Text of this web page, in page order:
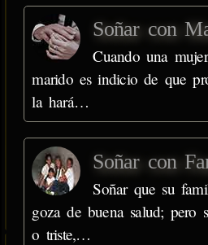
Soñar con
Cuando una
marido es indicio de que
la hará…
Soñar con
Soñar que su
goza de buena salud; pero
o triste,…